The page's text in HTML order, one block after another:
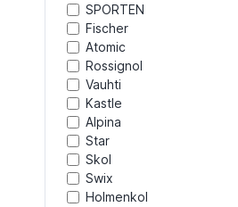
SPORTEN
Fischer
Atomic
Rossignol
Vauhti
Kastle
Alpina
Star
Skol
Swix
Holmenkol